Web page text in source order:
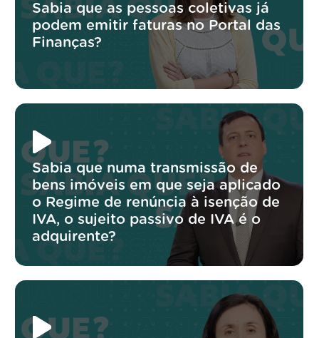
Sabia que as pessoas coletivas já
podem emitir faturas no Portal das
Finanças?
Sabia que numa transmissão de
bens imóveis em que seja aplicado
o Regime de renúncia à isenção de
IVA, o sujeito passivo de IVA é o
adquirente?